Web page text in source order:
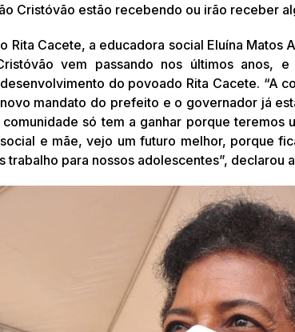
Cristóvão estão recebendo ou irão receber
Rita Cacete, a educadora social Eluína Matos
vem passando nos últimos anos,
do povoado Rita Cacete. “A
mandato do prefeito e o governador já
só tem a ganhar porque teremos
e mãe, vejo um futuro melhor, porque
trabalho para nossos adolescentes”, declarou